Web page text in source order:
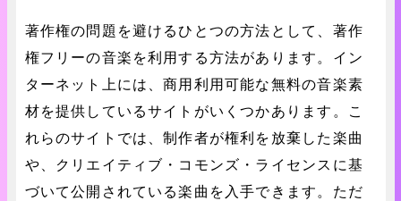
著作権の問題を避けるひとつの方法として、著作
権フリーの音楽を利用する方法があります。イン
ターネット上には、商用利用可能な無料の音楽素
材を提供しているサイトがいくつかあります。こ
れらのサイトでは、制作者が権利を放棄した楽曲
や、クリエイティブ・コモンズ・ライセンスに基
づいて公開されている楽曲を入手できます。ただ